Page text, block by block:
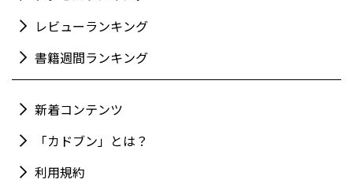
レビューランキング
書籍週間ランキング
新着コンテンツ
「カドブン」とは？
利用規約